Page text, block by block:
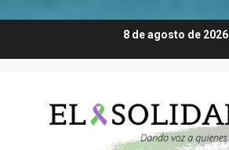
8 de agosto de 2026